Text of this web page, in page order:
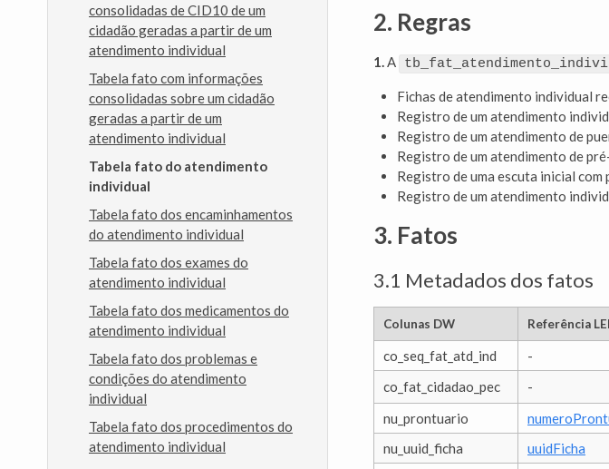
consolidadas de CID10 de um
cidadão geradas a partir de um
atendimento individual
Tabela fato com informações
consolidadas sobre um cidadão
geradas a partir de um
atendimento individual
Tabela fato do atendimento
individual
Tabela fato dos encaminhamentos
do atendimento individual
Tabela fato dos exames do
atendimento individual
Tabela fato dos medicamentos do
atendimento individual
Tabela fato dos problemas e
condições do atendimento
individual
Tabela fato dos procedimentos do
atendimento individual
2. Regras
1.A
Fichas de atendimento individual
Registro de um atendimento
Registro de um atendimento de
Registro de um atendimento de
Registro de uma escuta inicial
Registro de um atendimento
3. Fatos
3.1 Metadados dos fatos
Colunas DW Referência
co_seq_fat_atd_ind -
co_fat_cidadao_pec
-
nu_prontuario
nu_uuid_ficha
uuidFicha